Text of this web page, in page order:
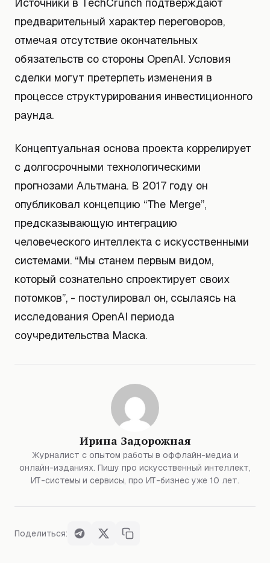
предварительный характер переговоров,
отмечая отсутствие окончательных
обязательств со стороны OpenAI. Условия
сделки могут претерпеть изменения в
процессе структурирования инвестиционного
раунда.
Концептуальная основа проекта коррелирует
с долгосрочными технологическими
прогнозами Альтмана. В 2017 году он
опубликовал концепцию “The Merge”,
предсказывающую интеграцию
человеческого интеллекта с искусственными
системами. “Мы станем первым видом,
который сознательно спроектирует своих
потомков”, - постулировал он, ссылаясь на
исследования OpenAI периода
соучредительства Маска.
Ирина Задорожная
Журналист с опытом работы в оффлайн-медиа и
онлайн-изданиях. Пишу про искусственный интеллект,
ИТ-системы и сервисы, про ИТ-бизнес уже 10 лет.
Поделиться: